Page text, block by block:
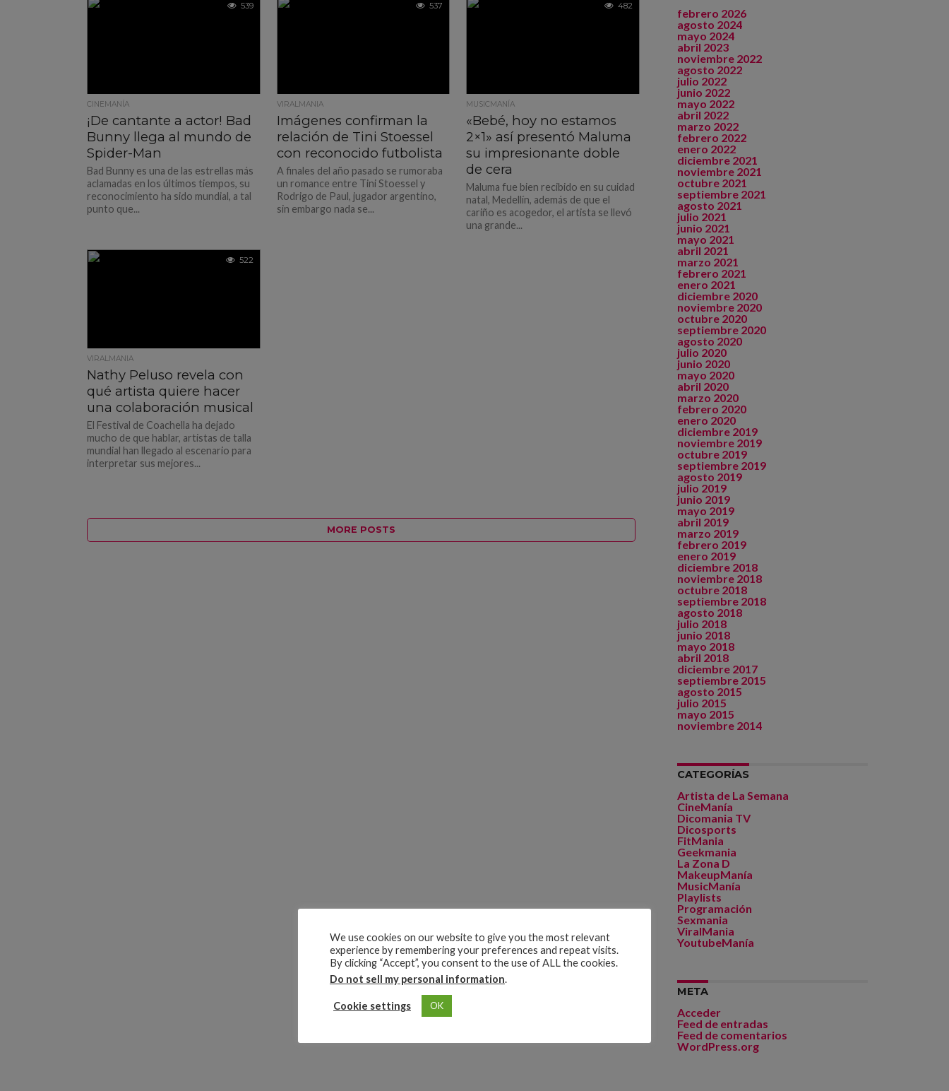
539
CINEMANÍA
¡De cantante a actor! Bad
Bunny llega al mundo de
Spider-Man
Bad Bunny es una de las estrellas más
aclamadas en los últimos tiempos, su
reconocimiento ha sido mundial, a tal
punto que...
537
VIRALMANIA
Imágenes confirman la
relación de Tini Stoessel
con reconocido futbolista
A finales del año pasado se rumoraba
un romance entre Tini Stoessel y
Rodrigo de Paul, jugador argentino,
sin embargo nada se...
482
MUSICMANÍA
«Bebé, hoy no estamos
2×1» así presentó Maluma
su impresionante doble
de cera
Maluma fue bien recibido en su cuidad
natal, Medellín, además de que el
cariño es acogedor, el artista se llevó
una grande...
522
VIRALMANIA
Nathy Peluso revela con
qué artista quiere hacer
una colaboración musical
El Festival de Coachella ha dejado
mucho de que hablar, artistas de talla
mundial han llegado al escenario para
interpretar sus mejores...
MORE POSTS
febrero 2026
agosto 2024
mayo 2024
abril 2023
noviembre 2022
agosto 2022
julio 2022
junio 2022
mayo 2022
abril 2022
marzo 2022
febrero 2022
enero 2022
diciembre 2021
noviembre 2021
octubre 2021
septiembre 2021
agosto 2021
julio 2021
junio 2021
mayo 2021
abril 2021
marzo 2021
febrero 2021
enero 2021
diciembre 2020
noviembre 2020
octubre 2020
septiembre 2020
agosto 2020
julio 2020
junio 2020
mayo 2020
abril 2020
marzo 2020
febrero 2020
enero 2020
diciembre 2019
noviembre 2019
octubre 2019
septiembre 2019
agosto 2019
julio 2019
junio 2019
mayo 2019
abril 2019
marzo 2019
febrero 2019
enero 2019
diciembre 2018
noviembre 2018
octubre 2018
septiembre 2018
agosto 2018
julio 2018
junio 2018
mayo 2018
abril 2018
diciembre 2017
septiembre 2015
agosto 2015
julio 2015
mayo 2015
noviembre 2014
CATEGORÍAS
Artista de La Semana
CineManía
Dicomania TV
Dicosports
FitMania
Geekmania
La Zona D
MakeupManía
MusicManía
Playlists
Programación
Sexmania
ViralMania
YoutubeManía
META
Acceder
Feed de entradas
Feed de comentarios
WordPress.org
We use cookies on our website to give you the most relevant
experience by remembering your preferences and repeat visits.
By clicking “Accept”, you consent to the use of ALL the cookies.
Do not sell my personal information.
Cookie settings OK